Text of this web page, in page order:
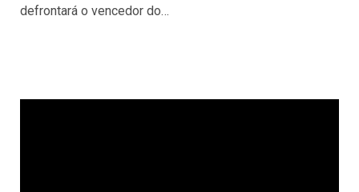
defrontará o vencedor do…